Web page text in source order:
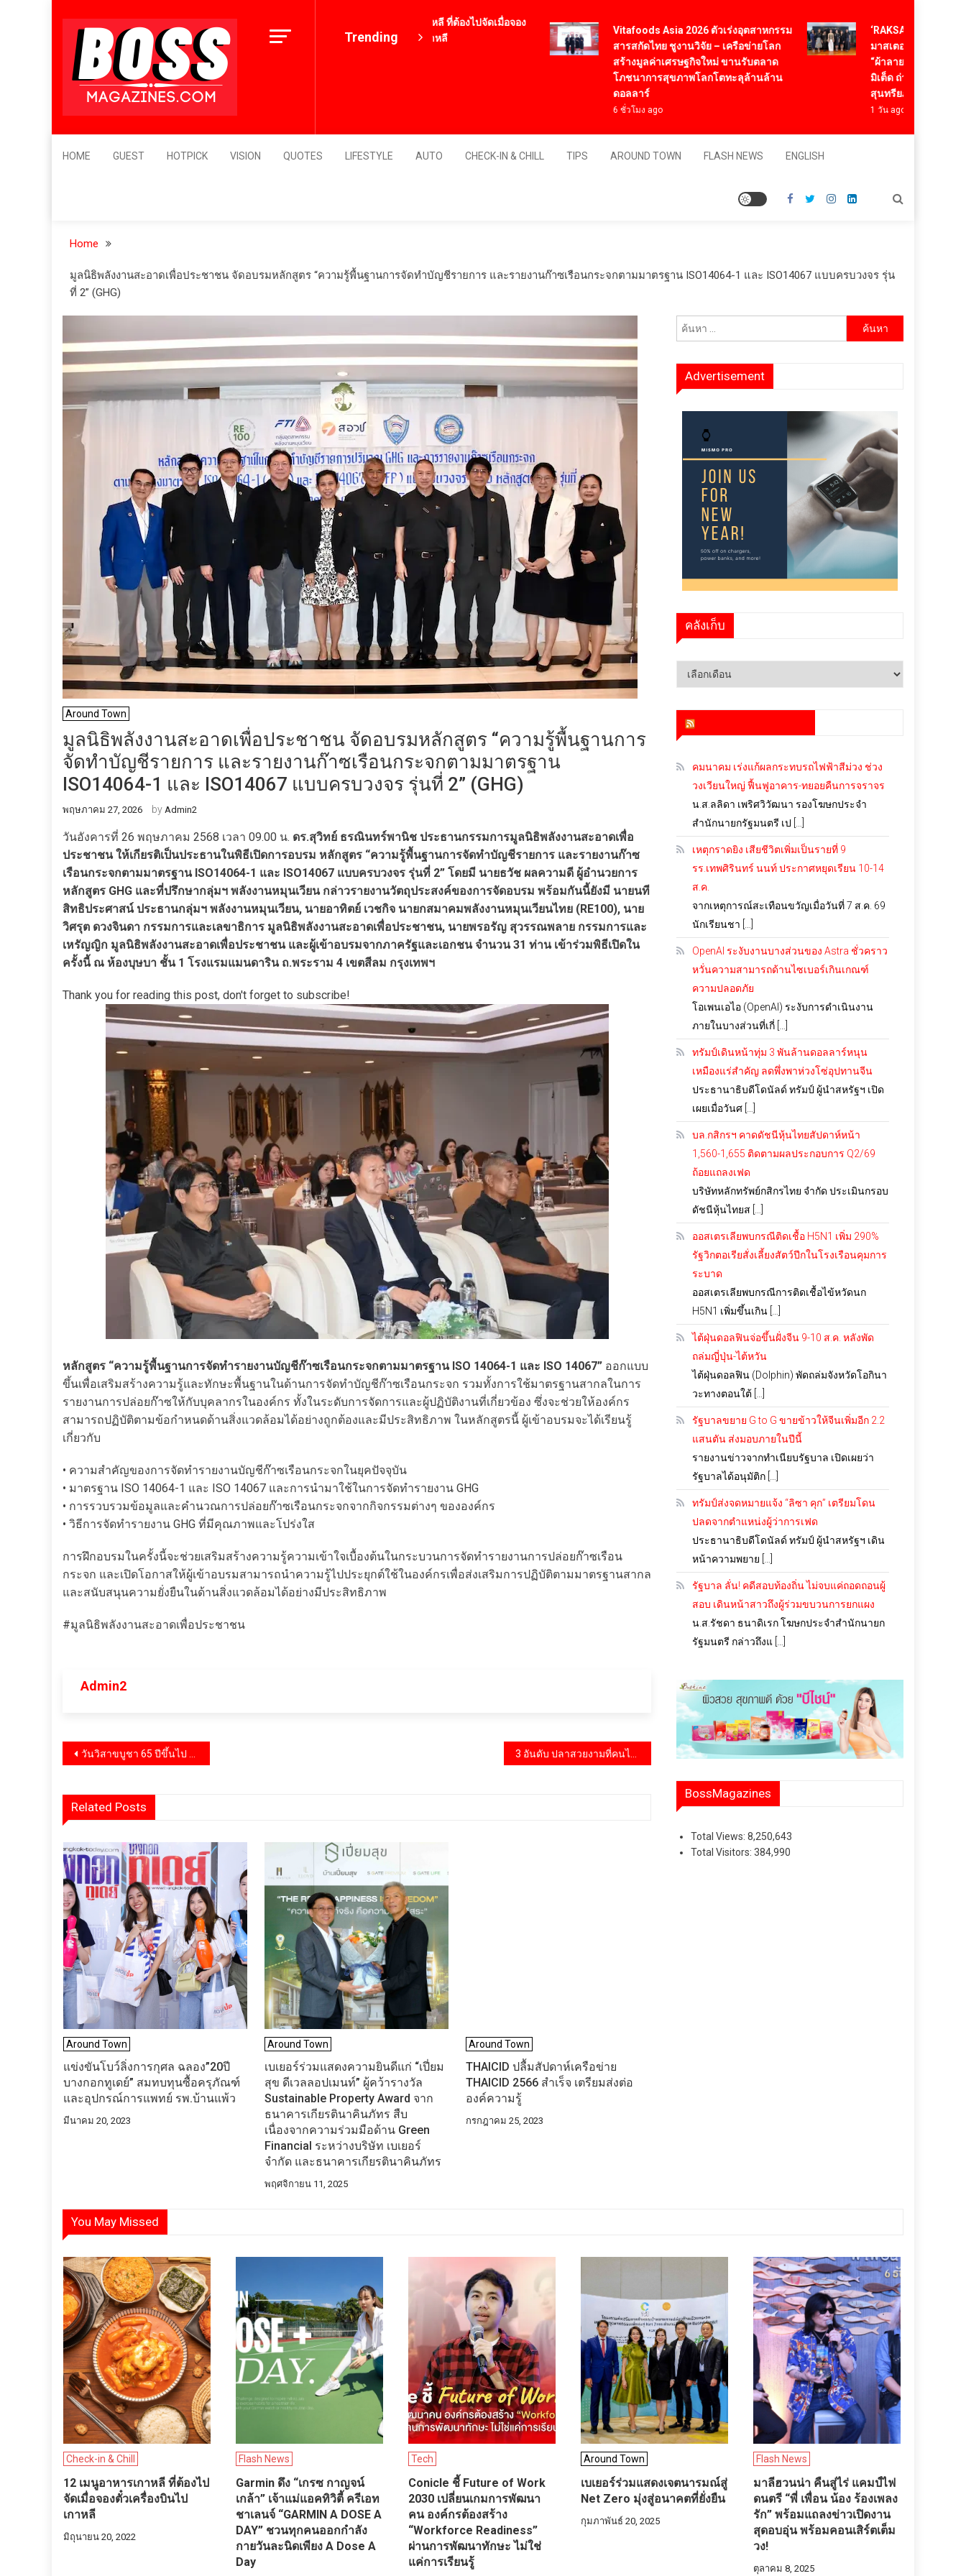
content
BossMagazinesThailand
Leader's Vision
Trending
12 เมนูอาหารเกาหลี ที่ต้องไปจัดเมื่อจอง
ตั๋วเครื่องบินไปเกาหลี
Vitafoods Asia 2026 ตัวเร่งอุตสาหกรรม
สารสกัดไทย ชูงานวิจัย – เครือข่ายโลก
สร้างมูลค่าเศรษฐกิจใหม่ ขานรับตลาด
โภชนาการสุขภาพโลกโตทะลุล้านล้าน
ดอลลาร์
6 ชั่วโมง ago
‘RAKSAPHAN’ เปิดฉาก
มาสเตอร์พีซคอลเลกชันแร
“ผ้าลายน้ำไหล” สู่ชิ้นงา
มิเต็ด ถ่ายทอดภูมิปัญญาท้
สุนทรียภาพระดับสากล
1 วัน ago
HOME GUEST HOTPICK VISION QUOTES LIFESTYLE AUTO CHECK-IN & CHILL TIPS AROUND TOWN FLASH NEWS ENGLISH
Home
มูลนิธิพลังงานสะอาดเพื่อประชาชน จัดอบรมหลักสูตร “ความรู้พื้นฐานการจัดทำบัญชีรายการ และรายงานก๊าซเรือนกระจกตามมาตรฐาน ISO14064-1 และ ISO14067 แบบครบวงจร รุ่น
ที่ 2” (GHG)
Around Town
มูลนิธิพลังงานสะอาดเพื่อประชาชน จัดอบรมหลักสูตร “ความรู้พื้นฐานการ
จัดทำบัญชีรายการ และรายงานก๊าซเรือนกระจกตามมาตรฐาน
ISO14064-1 และ ISO14067 แบบครบวงจร รุ่นที่ 2” (GHG)
พฤษภาคม 27, 2026 by Admin2
วันอังคารที่ 26 พฤษภาคม 2568 เวลา 09.00 น. ดร.สุวิทย์ ธรณินทร์พานิช ประธานกรรมการมูลนิธิพลังงานสะอาดเพื่อ
ประชาชน ให้เกียรติเป็นประธานในพิธีเปิดการอบรม หลักสูตร “ความรู้พื้นฐานการจัดทำบัญชีรายการ และรายงานก๊าซ
เรือนกระจกตามมาตรฐาน ISO14064-1 และ ISO14067 แบบครบวงจร รุ่นที่ 2” โดยมี นายธวัช ผลความดี ผู้อำนวยการ
หลักสูตร GHG และที่ปรึกษากลุ่มฯ พลังงานหมุนเวียน กล่าวรายงานวัตถุประสงค์ของการจัดอบรม พร้อมกันนี้ยังมี นายนที
สิทธิประศาสน์ ประธานกลุ่มฯ พลังงานหมุนเวียน, นายอาทิตย์ เวชกิจ นายกสมาคมพลังงานหมุนเวียนไทย (RE100), นาย
วิศรุต ดวงจินดา กรรมการและเลขาธิการ มูลนิธิพลังงานสะอาดเพื่อประชาชน, นายพรอรัญ สุวรรณพลาย กรรมการและ
เหรัญญิก มูลนิธิพลังงานสะอาดเพื่อประชาชน และผู้เข้าอบรมจากภาครัฐและเอกชน จำนวน 31 ท่าน เข้าร่วมพิธีเปิดใน
ครั้งนี้ ณ ห้องบุษบา ชั้น 1 โรงแรมแมนดาริน ถ.พระราม 4 เขตสีลม กรุงเทพฯ
Thank you for reading this post, don't forget to subscribe!
หลักสูตร “ความรู้พื้นฐานการจัดทำรายงานบัญชีก๊าซเรือนกระจกตามมาตรฐาน ISO 14064-1 และ ISO 14067” ออกแบบ
ขึ้นเพื่อเสริมสร้างความรู้และทักษะพื้นฐานในด้านการจัดทำบัญชีก๊าซเรือนกระจก รวมทั้งการใช้มาตรฐานสากลในการ
รายงานการปล่อยก๊าซให้กับบุคลากรในองค์กร ทั้งในระดับการจัดการและผู้ปฏิบัติงานที่เกี่ยวข้อง ซึ่งจะช่วยให้องค์กร
สามารถปฏิบัติตามข้อกำหนดด้านสิ่งแวดล้อมได้อย่างถูกต้องและมีประสิทธิภาพ ในหลักสูตรนี้ ผู้เข้าอบรมจะได้เรียนรู้
เกี่ยวกับ
• ความสำคัญของการจัดทำรายงานบัญชีก๊าซเรือนกระจกในยุคปัจจุบัน
• มาตรฐาน ISO 14064-1 และ ISO 14067 และการนำมาใช้ในการจัดทำรายงาน GHG
• การรวบรวมข้อมูลและคำนวณการปล่อยก๊าซเรือนกระจกจากกิจกรรมต่างๆ ขององค์กร
• วิธีการจัดทำรายงาน GHG ที่มีคุณภาพและโปร่งใส
การฝึกอบรมในครั้งนี้จะช่วยเสริมสร้างความรู้ความเข้าใจเบื้องต้นในกระบวนการจัดทำรายงานการปล่อยก๊าซเรือน
กระจก และเปิดโอกาสให้ผู้เข้าอบรมสามารถนำความรู้ไปประยุกต์ใช้ในองค์กรเพื่อส่งเสริมการปฏิบัติตามมาตรฐานสากล
และสนับสนุนความยั่งยืนในด้านสิ่งแวดล้อมได้อย่างมีประสิทธิภาพ
#มูลนิธิพลังงานสะอาดเพื่อประชาชน
Admin2
แนะแนว
วันวิสาขบูชา 65 ปีขึ้นไป ทานฟรี ณ ห้องอาหารเปรมประชากร
Related Posts
Around Town
แข่ง​ขันโบว์​ลิ่งการกุศล​ ฉลอง”20ปี​
บางกอกทูเดย์” สมทบทุนซื้อครุภัณฑ์
และอุปกรณ์การแพทย์​ รพ.บ้าน​แพ้ว
มีนาคม 20, 2023
Around Town
เบเยอร์ร่วมแสดงความยินดีแก่ “เปี่ยม
สุข ดีเวลลอปเมนท์” ผู้คว้ารางวัล
Sustainable Property Award จาก
ธนาคารเกียรตินาคินภัทร สืบ
เนื่องจากความร่วมมือด้าน Green
Financial ระหว่างบริษัท เบเยอร์
จำกัด และธนาคารเกียรตินาคินภัทร
พฤศจิกายน 11, 2025
Around Town
THAICID ปลื้มสัปดาห์เครือข่าย
THAICID 2566 สำเร็จ เตรียมส่งต่อ
องค์ความรู้
กรกฎาคม 25, 2023
ค้นหา
Advertisement
คลังเก็บ
คลัง
คมนาคม เร่งแก้ผลกระทบรถไฟฟ้าสีม่วง ช่วง
วงเวียนใหญ่ ฟื้นฟูอาคาร-ทยอยคืนการจราจร
น.ส.ลลิดา เพริศวิวัฒนา รองโฆษกประจำ
สำนักนายกรัฐมนตรี เป […]
เหตุกราดยิง เสียชีวิตเพิ่มเป็นรายที่ 9
รร.เทพศิรินทร์ นนท์ ประกาศหยุดเรียน 10-14
ส.ค.
จากเหตุการณ์สะเทือนขวัญเมื่อวันที่ 7 ส.ค. 69
นักเรียนชา […]
OpenAI ระงับงานบางส่วนของ Astra ชั่วคราว
หวั่นความสามารถด้านไซเบอร์เกินเกณฑ์
ความปลอดภัย
โอเพนเอไอ (OpenAI) ระงับการดำเนินงาน
ภายในบางส่วนที่เกี่ […]
ทรัมป์เดินหน้าทุ่ม 3 พันล้านดอลลาร์หนุน
เหมืองแร่สำคัญ ลดพึ่งพาห่วงโซ่อุปทานจีน
ประธานาธิบดีโดนัลด์ ทรัมป์ ผู้นำสหรัฐฯ เปิด
เผยเมื่อวันศ […]
บล.กสิกรฯ คาดดัชนีหุ้นไทยสัปดาห์หน้า
1,560-1,655 ติดตามผลประกอบการ Q2/69
ถ้อยแถลงเฟด
บริษัทหลักทรัพย์กสิกรไทย จำกัด ประเมินกรอบ
ดัชนีหุ้นไทยส […]
ออสเตรเลียพบกรณีติดเชื้อ H5N1 เพิ่ม 290%
รัฐวิกตอเรียสั่งเลี้ยงสัตว์ปีกในโรงเรือนคุมการ
ระบาด
ออสเตรเลียพบกรณีการติดเชื้อไข้หวัดนก
H5N1 เพิ่มขึ้นเกิน […]
ไต้ฝุ่นดอลฟินจ่อขึ้นฝั่งจีน 9-10 ส.ค. หลังพัด
ถล่มญี่ปุ่น-ไต้หวัน
ไต้ฝุ่นดอลฟิน (Dolphin) พัดถล่มจังหวัดโอกินา
วะทางตอนใต้ […]
รัฐบาลขยาย G to G ขายข้าวให้จีนเพิ่มอีก 2.2
แสนตัน ส่งมอบภายในปีนี้
รายงานข่าวจากทำเนียบรัฐบาล เปิดเผยว่า
รัฐบาลได้อนุมัติก […]
ทรัมป์ส่งจดหมายแจ้ง “ลิซา คุก” เตรียมโดน
ปลดจากตำแหน่งผู้ว่าการเฟด
ประธานาธิบดีโดนัลด์ ทรัมป์ ผู้นำสหรัฐฯ เดิน
หน้าความพยาย […]
รัฐบาล ลั่น! คดีสอบท้องถิ่น ไม่จบแค่ถอดถอนผู้
สอบ เดินหน้าสาวถึงผู้ร่วมขบวนการยกแผง
น.ส.รัชดา ธนาดิเรก โฆษกประจำสำนักนายก
รัฐมนตรี กล่าวถึงแ […]
BossMagazines
Total Views:8,250,643
Total Visitors:384,990
You May Missed
Check-in & Chill
12 เมนูอาหารเกาหลี ที่ต้องไป
จัดเมื่อจองตั๋วเครื่องบินไป
เกาหลี
มิถุนายน 20, 2022
Flash News
Garmin ดึง “เกรซ กาญจน์
เกล้า” เจ้าแม่แอคทิวิตี้ ครีเอท
ชาเลนจ์ “GARMIN A DOSE A
DAY” ชวนทุกคนออกกำลัง
กายวันละนิดเพียง A Dose A
Day
Tech
Conicle ชี้ Future of Work
2030 เปลี่ยนเกมการพัฒนา
คน องค์กรต้องสร้าง
“Workforce Readiness”
ผ่านการพัฒนาทักษะ ไม่ใช่
แค่การเรียนรู้
Around Town
เบเยอร์ร่วมแสดงเจตนารมณ์สู่
Net Zero มุ่งสู่อนาคตที่ยั่งยืน
กุมภาพันธ์ 20, 2025
Flash News
มาลีฮวนน่า คืนสู่ไร่ แคมป์ไฟ
ดนตรี “พี่ เพื่อน น้อง ร้องเพลง
รัก” พร้อมแถลงข่าวเปิดงาน
สุดอบอุ่น พร้อมคอนเสิร์ตเต็ม
วง!
ตุลาคม 8, 2025